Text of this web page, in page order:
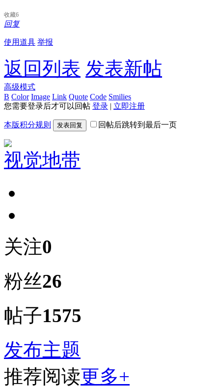
收藏6
回复
使用道具 举报
返回列表 发表新帖
高级模式
B Color Image Link Quote Code Smilies
您需要登录后才可以回帖 登录 | 立即注册
本版积分规则 发表回复 回帖后跳转到最后一页
视觉地带
关注0
粉丝26
帖子1575
发布主题
推荐阅读更多+